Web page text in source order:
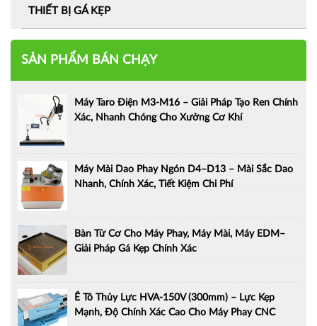
THIẾT BỊ GÁ KẸP
SẢN PHẨM BÁN CHẠY
Máy Taro Điện M3-M16 – Giải Pháp Tạo Ren Chính
Xác, Nhanh Chóng Cho Xưởng Cơ Khí
Máy Mài Dao Phay Ngón D4–D13 – Mài Sắc Dao
Nhanh, Chính Xác, Tiết Kiệm Chi Phí
Bàn Từ Cơ Cho Máy Phay, Máy Mài, Máy EDM–
Giải Pháp Gá Kẹp Chính Xác
Ê Tô Thủy Lực HVA-150V (300mm) – Lực Kẹp
Mạnh, Độ Chính Xác Cao Cho Máy Phay CNC